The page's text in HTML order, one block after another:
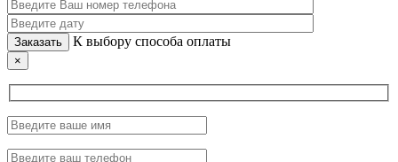
К выбору способа оплаты
×